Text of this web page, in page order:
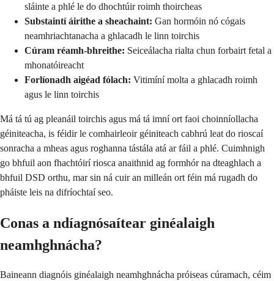
sláinte a phlé le do dhochtúir roimh thoircheas
Substaintí áirithe a sheachaint: Gan hormóin nó cógais
neamhriachtanacha a ghlacadh le linn toirchis
Cúram réamh-bhreithe: Seiceálacha rialta chun forbairt fetal a
mhonatóireacht
Forlíonadh aigéad fólach: Vitimíní molta a ghlacadh roimh
agus le linn toirchis
Má tá tú ag pleanáil toirchis agus má tá imní ort faoi choinníollacha
géiniteacha, is féidir le comhairleoir géiniteach cabhrú leat do rioscaí
sonracha a mheas agus roghanna tástála atá ar fáil a phlé. Cuimhnigh
go bhfuil aon fhachtóirí riosca anaithnid ag formhór na dteaghlach a
bhfuil DSD orthu, mar sin ná cuir an milleán ort féin má rugadh do
pháiste leis na difríochtaí seo.
Conas a ndíagnósaítear ginéalaigh
neamhghnácha?
Baineann diagnóis ginéalaigh neamhghnácha próiseas cúramach, céim